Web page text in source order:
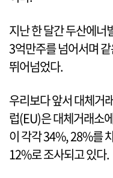
지난 한 달간 두산에
3억만주를 넘어서며
뛰어넘었다.
우리보다 앞서 대체거
럽(EU)은 대체거래소
이 각각 34%, 28%를
12%로 조사되고 있다.